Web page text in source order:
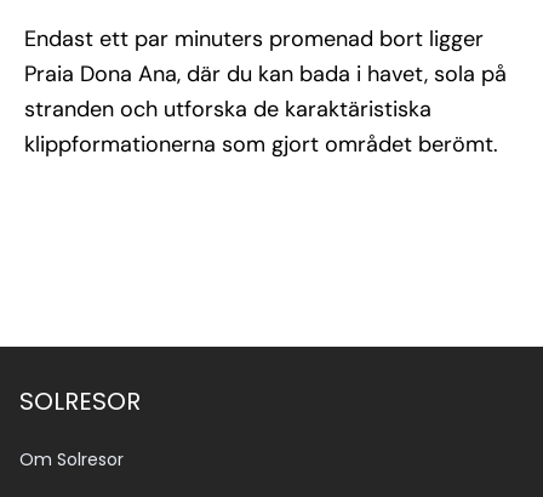
Endast ett par minuters promenad bort ligger
Praia Dona Ana, där du kan bada i havet, sola på
stranden och utforska de karaktäristiska
klippformationerna som gjort området berömt.
SOLRESOR
Om Solresor